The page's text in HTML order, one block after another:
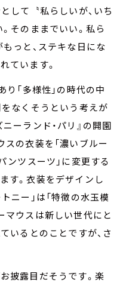
して〝私らしいが、いち
そのままでいい。私ら
っと、ステキな日にな
ています。
り「多様性」の時代の中
をなくそうという考えが
ーランド・パリ』の開園
スの衣装を「濃いブルー
ンツスーツ」に変更する
す。衣装をデザインし
ニー」は「特徴の水玉模
マウスは新しい世代にと
いるとのことですが、さ
披露目だそうです。楽